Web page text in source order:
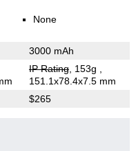
None
3000 mAh
IP Rating, 153g
151.1x78.4x7.5 mm
$265